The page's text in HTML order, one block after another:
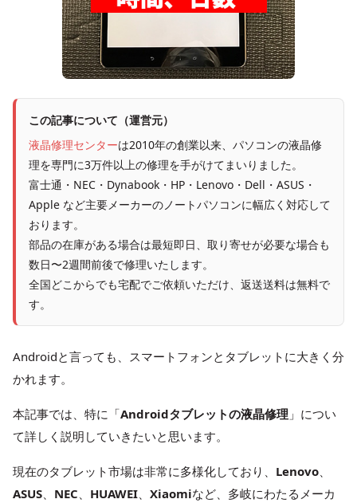
この記事について（運営元）
液晶修理センターは2010年の創業以来、パソコンの液晶修
理を専門に3万件以上の修理を手がけてまいりました。
富士通・NEC・Dynabook・HP・Lenovo・Dell・ASUS・
Apple など主要メーカーのノートパソコンに幅広く対応して
おります。
部品の在庫がある場合は最短即日、取り寄せが必要な場合も
数日〜2週間前後で修理いたします。
全国どこからでも宅配でご依頼いただけ、返送送料は無料で
す。
Androidと言っても、スマートフォンとタブレットに大きく分
かれます。
本記事では、特に「Androidタブレットの液晶修理 」につい
て詳しく説明していきたいと思います。
現在のタブレット市場は非常に多様化しており、 Lenovo、
ASUS、 NEC、 HUAWEI、 Xiaomiなど、多岐にわたるメーカ